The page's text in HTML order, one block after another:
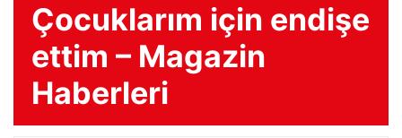
Çocuklarım için endişe
ettim – Magazin
Haberleri